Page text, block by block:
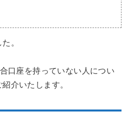
。
口座を持っていない人につい
介いたします。